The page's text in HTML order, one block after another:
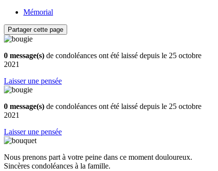
Mémorial
Partager cette page
0 message(s) de condoléances ont été laissé depuis le 25 octobre
2021
Laisser une pensée
0 message(s) de condoléances ont été laissé depuis le 25 octobre
2021
Laisser une pensée
Nous prenons part à votre peine dans ce moment douloureux.
Sincères condoléances à la famille.